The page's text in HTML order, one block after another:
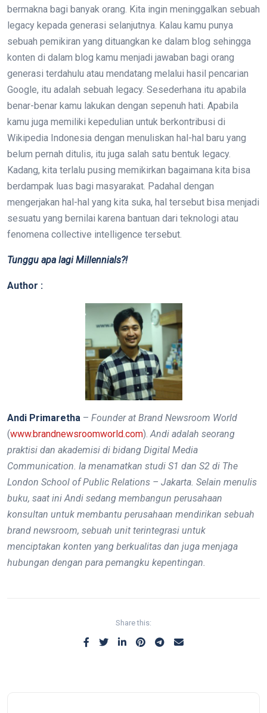
bermakna bagi banyak orang. Kita ingin meninggalkan sebuah
legacy kepada generasi selanjutnya. Kalau kamu punya
sebuah pemikiran yang dituangkan ke dalam blog sehingga
konten di dalam blog kamu menjadi jawaban bagi orang
generasi terdahulu atau mendatang melalui hasil pencarian
Google, itu adalah sebuah legacy. Sesederhana itu apabila
benar-benar kamu lakukan dengan sepenuh hati. Apabila
kamu juga memiliki kepedulian untuk berkontribusi di
Wikipedia Indonesia dengan menuliskan hal-hal baru yang
belum pernah ditulis, itu juga salah satu bentuk legacy.
Kadang, kita terlalu pusing memikirkan bagaimana kita bisa
berdampak luas bagi masyarakat. Padahal dengan
mengerjakan hal-hal yang kita suka, hal tersebut bisa menjadi
sesuatu yang bernilai karena bantuan dari teknologi atau
fenomena collective intelligence tersebut.
Tunggu apa lagi Millennials?!
Author :
Andi Primaretha – Founder at Brand Newsroom World
(www.brandnewsroomworld.com).Andi adalah seorang
praktisi dan akademisi di bidang Digital Media
Communication. Ia menamatkan studi S1 dan S2 di The
London School of Public Relations – Jakarta. Selain menulis
buku, saat ini Andi sedang membangun perusahaan
konsultan untuk membantu perusahaan mendirikan sebuah
brand newsroom, sebuah unit terintegrasi untuk
menciptakan konten yang berkualitas dan juga menjaga
hubungan dengan para pemangku kepentingan.
Share this: